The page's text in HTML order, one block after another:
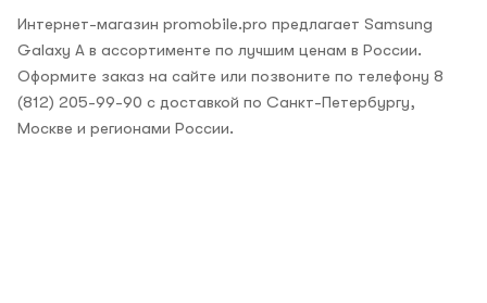
Интернет-магазин promobile.pro предлагает Samsung
Galaxy A в ассортименте по лучшим ценам в России.
Оформите заказ на сайте или позвоните по телефону 8
(812) 205-99-90 с доставкой по Санкт-Петербургу,
Москве и регионами России.